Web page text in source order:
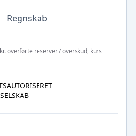
Regnskab
overførte reserver / overskud, kurs